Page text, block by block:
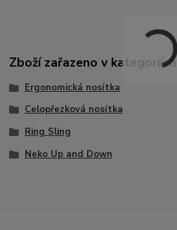
Zboží zařazeno v kategoriích
Ergonomická nosítka
Celopřezková nosítka
Ring Sling
Neko Up and Down